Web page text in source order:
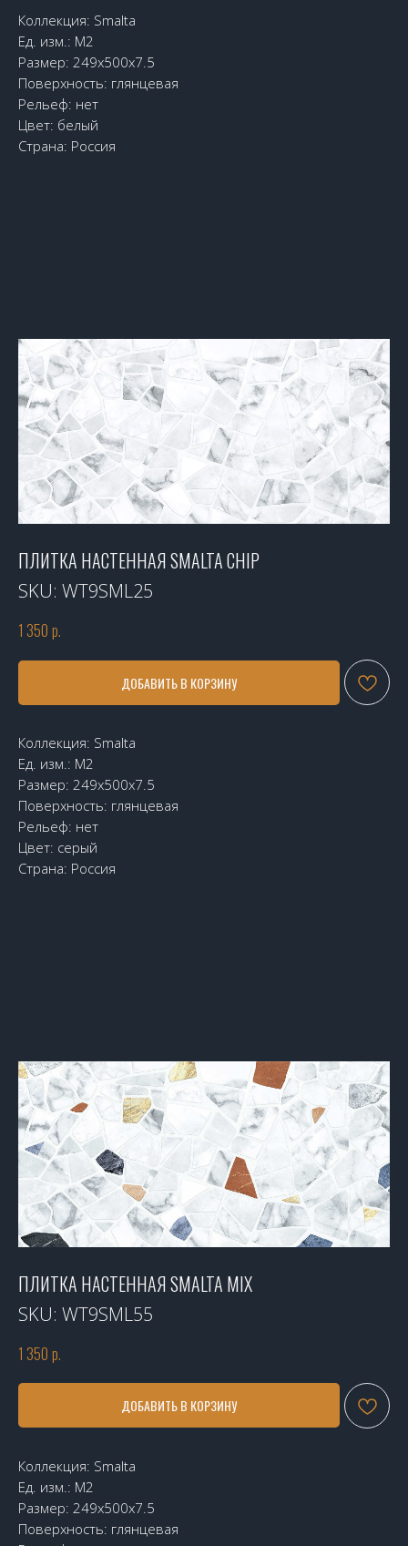
Коллекция: Smalta
Ед. изм.: М2
Размер: 249x500x7.5
Поверхность: глянцевая
Рельеф: нет
Цвет: белый
Страна: Россия
ПЛИТКА НАСТЕННАЯ SMALTA CHIP
SKU: WT9SML25
1 350 р.
ДОБАВИТЬ В КОРЗИНУ
Коллекция: Smalta
Ед. изм.: М2
Размер: 249x500x7.5
Поверхность: глянцевая
Рельеф: нет
Цвет: серый
Страна: Россия
ПЛИТКА НАСТЕННАЯ SMALTA MIX
SKU: WT9SML55
1 350 р.
ДОБАВИТЬ В КОРЗИНУ
Коллекция: Smalta
Ед. изм.: М2
Размер: 249x500x7.5
Поверхность: глянцевая